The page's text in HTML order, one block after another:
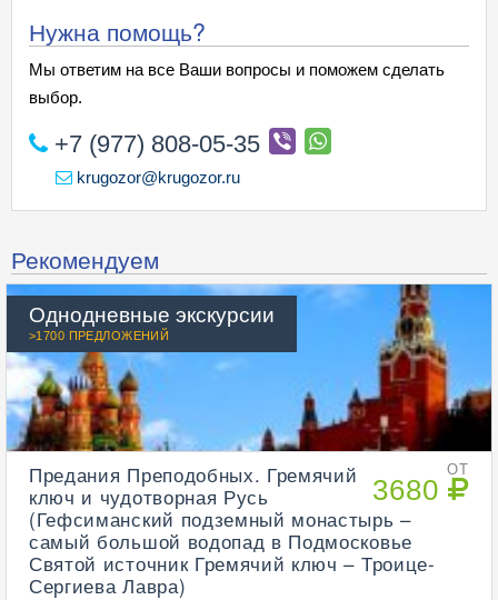
Нужна помощь?
Мы ответим на все Ваши вопросы и поможем сделать
выбор.
+7 (977) 808-05-35
krugozor@krugozor.ru
Рекомендуем
Однодневные экскурсии
>1700 ПРЕДЛОЖЕНИЙ
ОТ
3680
Предания Преподобных. Гремячий
ключ и чудотворная Русь
(Гефсиманский подземный монастырь –
самый большой водопад в Подмосковье
Святой источник Гремячий ключ – Троице-
Сергиева Лавра)